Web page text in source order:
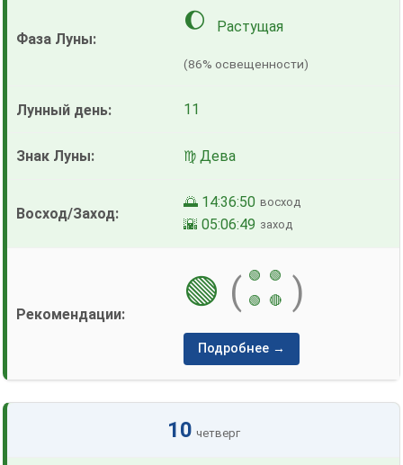
🌔 Растущая
(86% освещенности)
11
♍ Дева
🌅 14:36:50 восход
🌇 05:06:49 заход
🟢 ( 🟢
🟢
🟢
🔴 )
Подробнее →
10 четверг